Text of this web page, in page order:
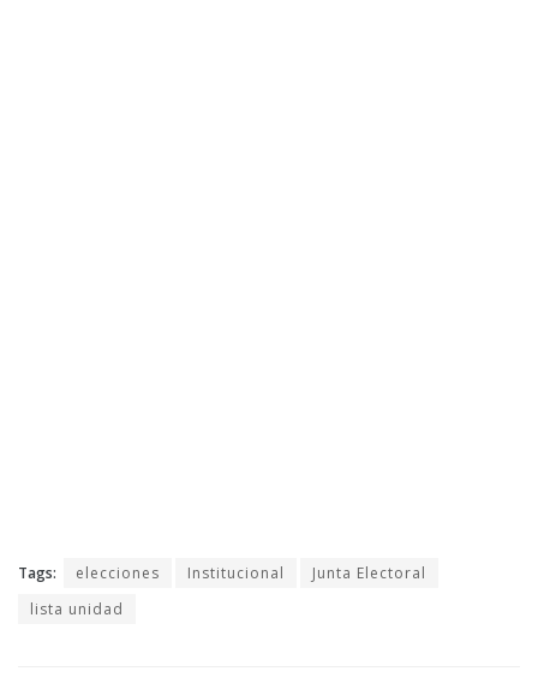
Tags: elecciones Institucional
Junta Electoral
lista unidad